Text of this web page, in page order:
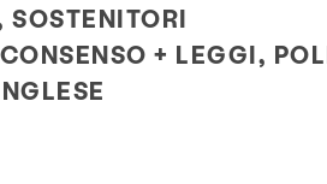
CONSENSO + LEGGI,